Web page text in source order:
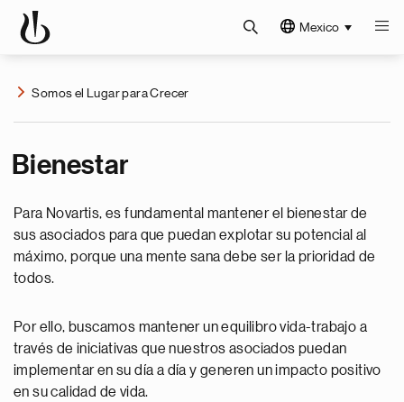
Mexico
Somos el Lugar para Crecer
Bienestar
Para Novartis, es fundamental mantener el bienestar de
sus asociados para que puedan explotar su potencial al
máximo, porque una mente sana debe ser la prioridad de
todos.
Por ello, buscamos mantener un equilibro vida-trabajo a
través de iniciativas que nuestros asociados puedan
implementar en su día a día y generen un impacto positivo
en su calidad de vida.